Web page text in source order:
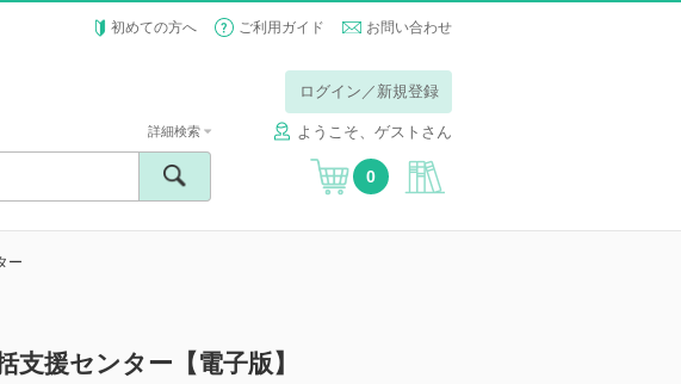
初めての方へ ご利用ガイド お問い合わせ
ログイン／新規登録
ようこそ、ゲストさん
詳細検索
0
ー
援センター【電子版】